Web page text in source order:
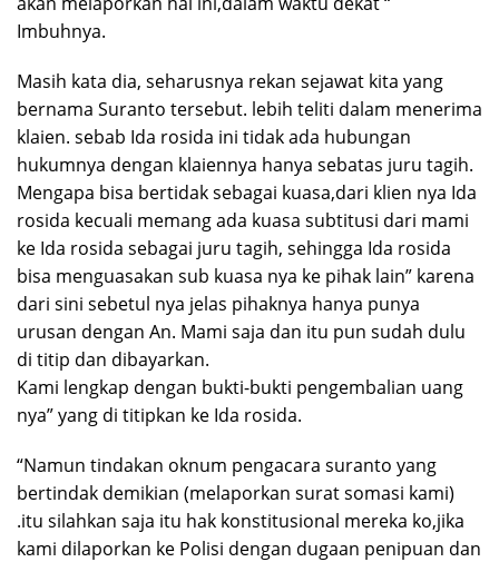
Imbuhnya.
Masih kata dia, seharusnya rekan sejawat kita yang
bernama Suranto tersebut. lebih teliti dalam menerima
klaien. sebab Ida rosida ini tidak ada hubungan
hukumnya dengan klaiennya hanya sebatas juru tagih.
Mengapa bisa bertidak sebagai kuasa,dari klien nya Ida
rosida kecuali memang ada kuasa subtitusi dari mami
ke Ida rosida sebagai juru tagih, sehingga Ida rosida
bisa menguasakan sub kuasa nya ke pihak lain” karena
dari sini sebetul nya jelas pihaknya hanya punya
urusan dengan An. Mami saja dan itu pun sudah dulu
di titip dan dibayarkan.
Kami lengkap dengan bukti-bukti pengembalian uang
nya” yang di titipkan ke Ida rosida.
“Namun tindakan oknum pengacara suranto yang
bertindak demikian (melaporkan surat somasi kami)
.itu silahkan saja itu hak konstitusional mereka ko,jika
kami dilaporkan ke Polisi dengan dugaan penipuan dan